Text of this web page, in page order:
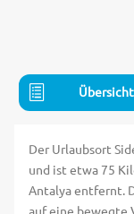
Übersicht
Der Urlaubsort
und ist etwa 75
Antalya entfernt.
auf eine bewegte